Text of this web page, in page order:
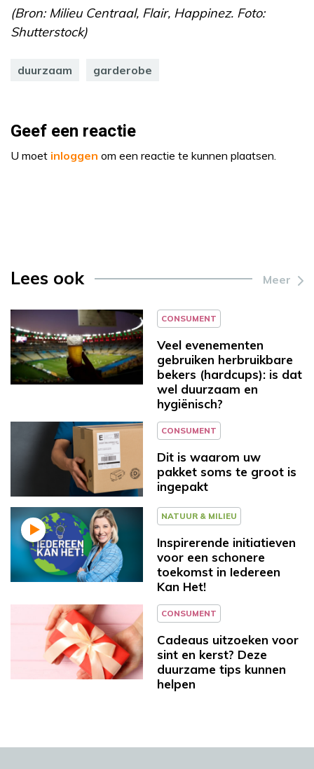
(Bron: Milieu Centraal, Flair, Happinez. Foto:
Shutterstock)
duurzaam garderobe
Geef een reactie
U moet inloggen om een reactie te kunnen plaatsen.
Lees ook Meer
CONSUMENT
Veel evenementen
gebruiken herbruikbare
bekers (hardcups): is dat
wel duurzaam en
hygiënisch?
CONSUMENT
Dit is waarom uw
pakket soms te groot is
ingepakt
NATUUR & MILIEU
Inspirerende initiatieven
voor een schonere
toekomst in Iedereen
Kan Het!
CONSUMENT
Cadeaus uitzoeken voor
sint en kerst? Deze
duurzame tips kunnen
helpen